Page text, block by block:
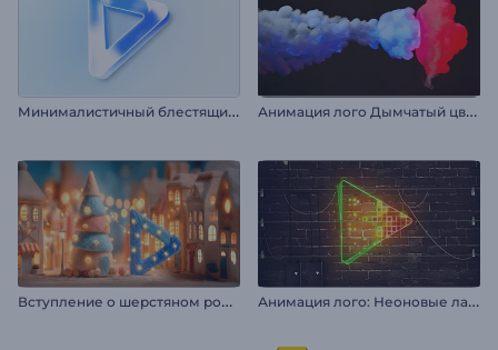
М
инималистичный блестящий логотип А
нимация лого Дымчатый цветной взрыв
В
ступление о шерстяном рождественском вечере А
нимация лого: Неоновые лампы